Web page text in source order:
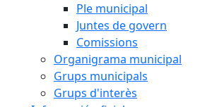
Ple municipal
Juntes de govern
Comissions
Organigrama municipal
Grups municipals
Grups d'interès